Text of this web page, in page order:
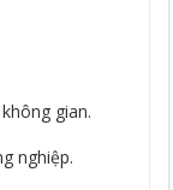
gian.
nghiệp.